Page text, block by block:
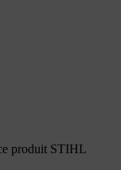
produit STIHL